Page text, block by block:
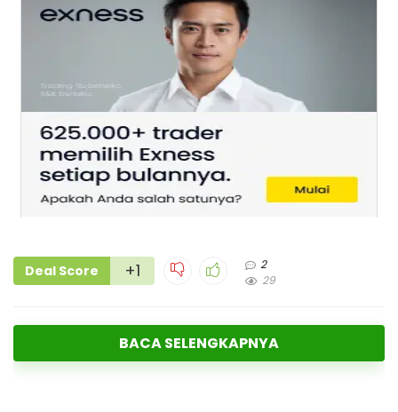
Deal Score +1
2
29
BACA SELENGKAPNYA